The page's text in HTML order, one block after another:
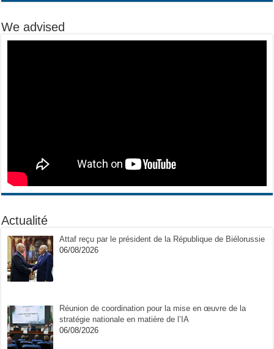
We advised
Actualité
Attaf reçu par le président de la République de Biélorussie
06/08/2026
Réunion de coordination pour la mise en œuvre de la
stratégie nationale en matière de l’IA
06/08/2026